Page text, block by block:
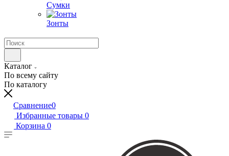
Сумки
Зонты
Каталог
По всему сайту
По каталогу
Сравнение0
Избранные товары 0
Корзина 0